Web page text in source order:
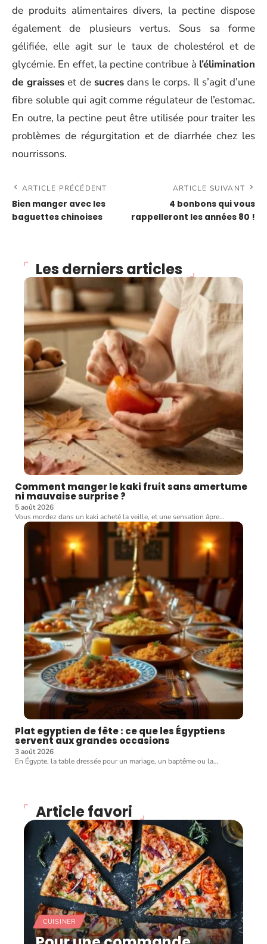
de produits alimentaires divers, la pectine dispose
également de plusieurs vertus. Sous sa forme
gélifiée, elle agit sur le taux de cholestérol et de
glycémie. En effet, la pectine contribue à l’élimination
de graisses et de sucresdans le corps. Il s’agit d’une
fibre soluble qui agit comme régulateur de l’estomac.
En outre, la pectine peut être utilisée pour traiter les
problèmes de régurgitation et de diarrhée chez les
nourrissons.
ARTICLE PRÉCÉDENT
Bien manger avec les
baguettes chinoises
ARTICLE SUIVANT
4 bonbons qui vous
rappelleront les années 80 !
Les derniers articles
Comment manger le kaki fruit sans amertume
ni mauvaise surprise ?
5 août 2026
Vous mordez dans un kaki acheté la veille, et une sensation âpre…
Plat egyptien de fête : ce que les Égyptiens
servent aux grandes occasions
3 août 2026
En Égypte, la table dressée pour un mariage, un baptême ou la…
Article favori
CUISINER